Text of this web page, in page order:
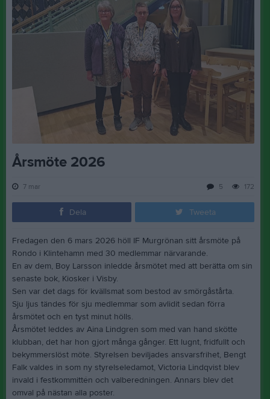
Årsmöte 2026
7 mar 172
5
Dela Tweeta
Fredagen den 6 mars 2026 höll IF Murgrönan sitt årsmöte på
Rondo i Klintehamn med 30 medlemmar närvarande.
En av dem, Boy Larsson inledde årsmötet med att berätta om sin
senaste bok, Kiosker i Visby.
Sen var det dags för kvällsmat som bestod av smörgåstårta.
Sju ljus tändes för sju medlemmar som avlidit sedan förra
årsmötet och en tyst minut hölls.
Årsmötet leddes av Aina Lindgren som med van hand skötte
klubban, det har hon gjort många gånger. Ett lugnt, fridfullt och
bekymmerslöst möte. Styrelsen beviljades ansvarsfrihet, Bengt
Falk valdes in som ny styrelseledamot, Victoria Lindqvist blev
invald i festkommittén och valberedningen. Annars blev det
omval på nästan alla poster.